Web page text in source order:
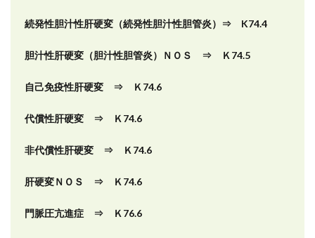
続発性胆汁性肝硬変（続発性胆汁性胆管炎）⇒ K74.4
胆汁性肝硬変（胆汁性胆管炎）ＮＯＳ ⇒ Ｋ74.5
自己免疫性肝硬変 ⇒ Ｋ74.6
代償性肝硬変 ⇒ Ｋ74.6
非代償性肝硬変 ⇒ Ｋ74.6
肝硬変ＮＯＳ ⇒ Ｋ74.6
門脈圧亢進症 ⇒ Ｋ76.6